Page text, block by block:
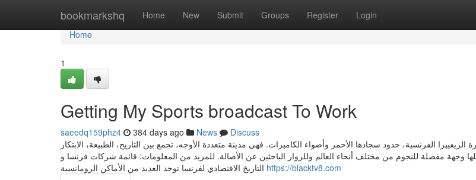
bookmarkshq Home New Submit Groups Register Login
Home
Home
1
Getting My Sports broadcast To Work
saeedq159phz4 384 days ago News
Discuss
الفرنسية، حدود سجادها الأحمر وأضواء الكاميرات. فهي مدينة متعددة الأوجه، تجمع بين التاريخ، الطبيعة، الابتكار
وجهة مفضلة للنجوم من مختلف أنحاء العالم وللزوار الباحثين عن الأصالة. للمزيد من المعلومات: قائمة شركات فرنسا و
https://blacktv8.com